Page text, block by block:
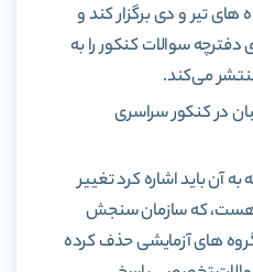
تیر و دی برگزار کند و
دفترچه سوالات کنکور را به
می‌کند.
در کنکور سراسری
آن باید اشاره کرد تغییر
سوالات کنکور 1402 هست، که سازمان سنجش
های آزمایشی حذف کرده